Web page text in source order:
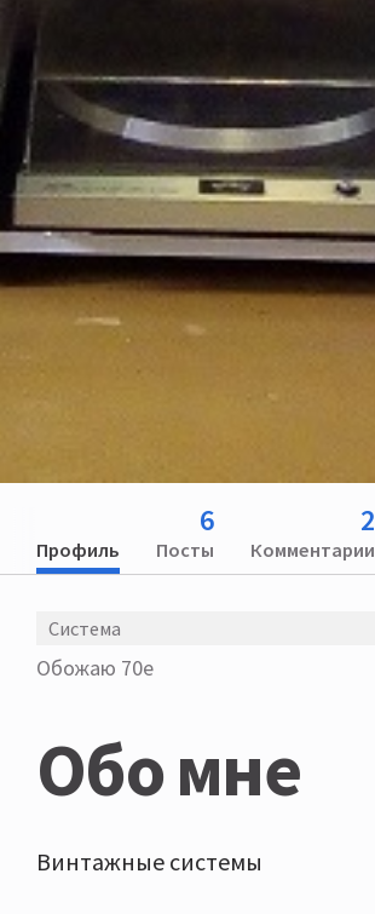
Профиль
6
Посты
2
Комментарии
Система
Обожаю 70е
Обо мне
Винтажные системы